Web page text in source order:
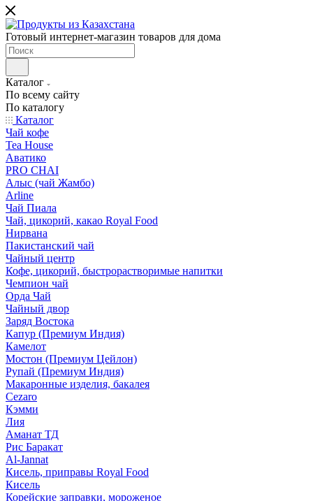
Готовый интернет-магазин товаров для дома
Каталог
По всему сайту
По каталогу
Каталог
Чай кофе
Tea House
Аватико
PRO CHAI
Алыс (чай Жамбо)
Arline
Чай Пиала
Чай, цикорий, какао Royal Food
Нирвана
Пакистанский чай
Чайный центр
Кофе, цикорий, быстрорастворимые напитки
Чемпион чай
Орда Чай
Чайный двор
Заряд Востока
Капур (Премиум Индия)
Камелот
Мостон (Премиум Цейлон)
Рупай (Премиум Индия)
Макаронные изделия, бакалея
Cezaro
Кэмми
Лия
Аманат ТД
Рис Баракат
Al-Jannat
Кисель, приправы Royal Food
Кисель
Корейские заправки, мороженое